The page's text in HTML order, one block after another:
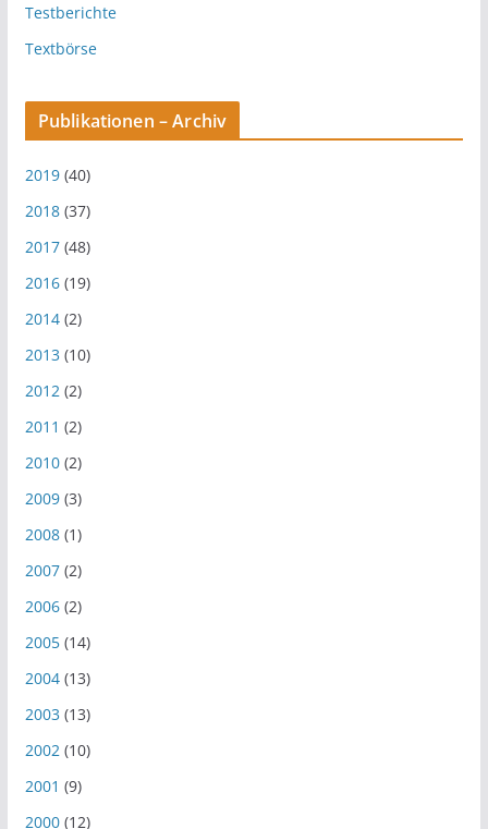
Testberichte
Textbörse
Publikationen – Archiv
2019(40)
2018(37)
2017(48)
2016(19)
2014(2)
2013 (10)
2012(2)
2011 (2)
2010(2)
2009(3)
2008(1)
2007(2)
2006(2)
2005(14)
2004(13)
2003 (13)
2002(10)
2001 (9)
2000(12)